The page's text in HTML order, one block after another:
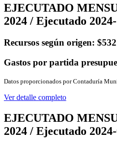
EJECUTADO
2024 / Ejecutado
Recursos según origen:
Gastos por partida
Datos proporcionados por Contaduría
Ver detalle completo
EJECUTADO
2024 / Ejecutado